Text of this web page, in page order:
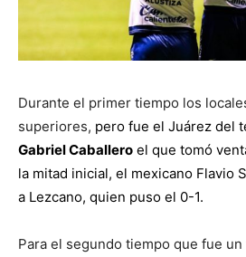
Durante el primer tiempo los
superiores, pero fue el Juárez del
Gabriel Caballero el que tomó
la mitad inicial, el mexicano Flavio
a Lezcano, quien puso el 0-1.
Para el segundo tiempo que fue